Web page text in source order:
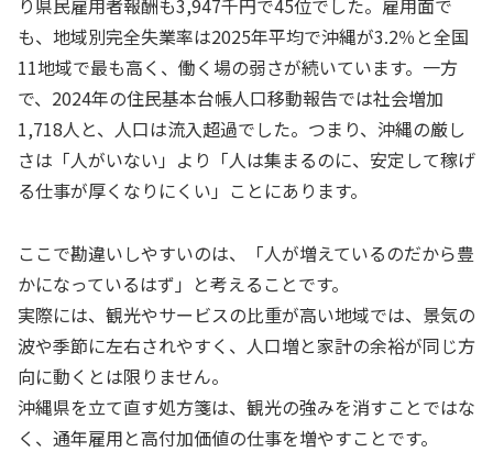
り県民雇用者報酬も3,947千円で45位でした。雇用面で
も、地域別完全失業率は2025年平均で沖縄が3.2％と全国
11地域で最も高く、働く場の弱さが続いています。一方
で、2024年の住民基本台帳人口移動報告では社会増加
1,718人と、人口は流入超過でした。つまり、沖縄の厳し
さは「人がいない」より「人は集まるのに、安定して稼げ
る仕事が厚くなりにくい」ことにあります。
ここで勘違いしやすいのは、「人が増えているのだから豊
かになっているはず」と考えることです。
実際には、観光やサービスの比重が高い地域では、景気の
波や季節に左右されやすく、人口増と家計の余裕が同じ方
向に動くとは限りません。
沖縄県を立て直す処方箋は、観光の強みを消すことではな
く、通年雇用と高付加価値の仕事を増やすことです。